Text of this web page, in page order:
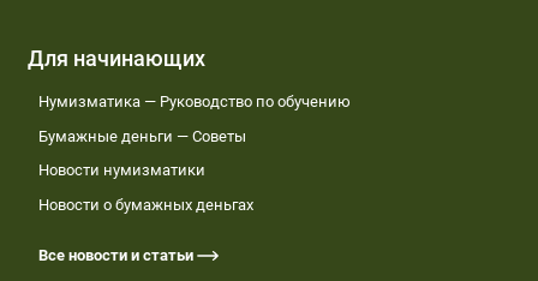
Для начинающих
Нумизматика — Руководство по обучению
Бумажные деньги — Советы
Новости нумизматики
Новости о бумажных деньгах
Все новости и статьи